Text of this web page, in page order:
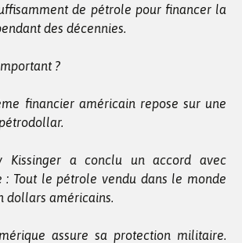
de pétrole pour financer la
des décennies.
?
financier américain repose sur une
Kissinger a conclu un accord avec
: Tout le pétrole vendu dans le monde
dollars américains.
assure sa protection militaire.